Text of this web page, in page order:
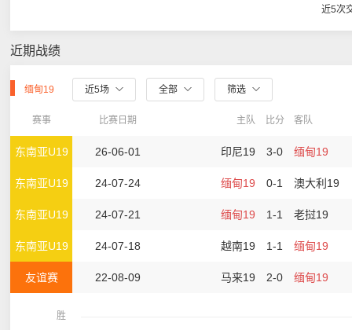
近5次
近期战绩
缅甸19 近5场 全部 筛选
赛事 比赛日期 主队 比分 客队
东南亚U19 26-06-01 印尼19 3-0 缅甸19
东南亚U19 24-07-24 缅甸19 0-1 澳大利19
东南亚U19 24-07-21 缅甸19 1-1 老挝19
东南亚U19 24-07-18 越南19 1-1 缅甸19
友谊赛 22-08-09 马来19 2-0 缅甸19
胜